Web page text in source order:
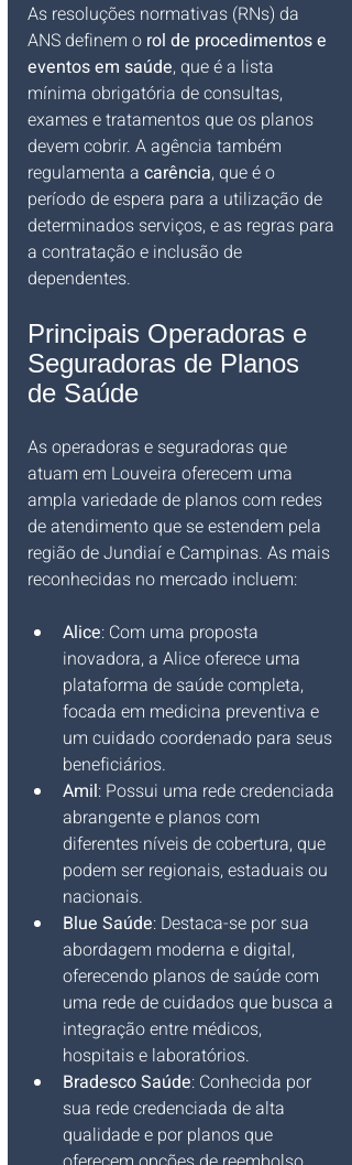
As resoluções normativas (RNs) da
ANS definem o rol de procedimentos e
eventos em saúde, que é a lista
mínima obrigatória de consultas,
exames e tratamentos que os planos
devem cobrir. A agência também
regulamenta a carência, que é o
período de espera para a utilização de
determinados serviços, e as regras para
a contratação e inclusão de
dependentes.
Principais Operadoras e
Seguradoras de Planos
de Saúde
As operadoras e seguradoras que
atuam em Louveira oferecem uma
ampla variedade de planos com redes
de atendimento que se estendem pela
região de Jundiaí e Campinas. As mais
reconhecidas no mercado incluem:
Alice: Com uma proposta
inovadora, a Alice oferece uma
plataforma de saúde completa,
focada em medicina preventiva e
um cuidado coordenado para seus
beneficiários.
Amil: Possui uma rede credenciada
abrangente e planos com
diferentes níveis de cobertura, que
podem ser regionais, estaduais ou
nacionais.
Blue Saúde: Destaca-se por sua
abordagem moderna e digital,
oferecendo planos de saúde com
uma rede de cuidados que busca a
integração entre médicos,
hospitais e laboratórios.
Bradesco Saúde: Conhecida por
sua rede credenciada de alta
qualidade e por planos que